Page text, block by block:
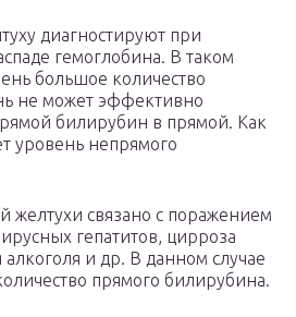
диагностируют при
гемоглобина. В таком
большое количество
не может эффективно
билирубин в прямой. Как
уровень непрямого
желтухи связано с поражением
гепатитов, цирроза
алкоголя и др. В данном случае
прямого билирубина.